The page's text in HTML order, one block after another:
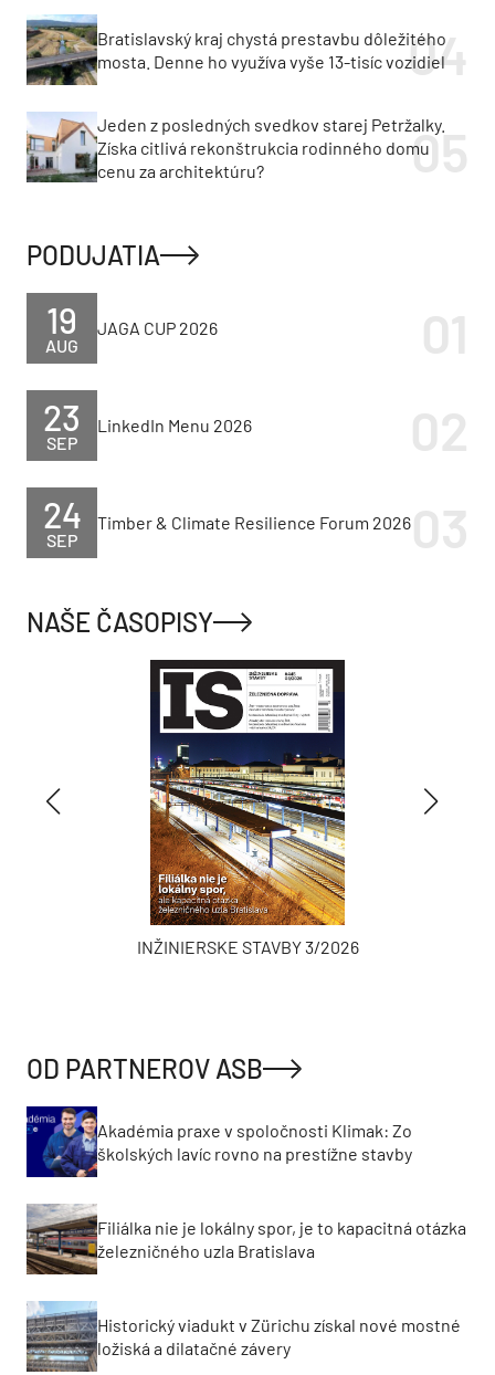
Bratislavský kraj chystá prestavbu dôležitého
mosta. Denne ho využíva vyše 13-tisíc vozidiel
Jeden z posledných svedkov starej Petržalky.
Získa citlivá rekonštrukcia rodinného domu
cenu za architektúru?
PODUJATIA
AUG
19 JAGA CUP 2026
SEP
23 LinkedIn Menu 2026
SEP
24 Timber & Climate Resilience Forum 2026
NAŠE ČASOPISY
INŽINIERSKE STAVBY 3/2026
OD PARTNEROV ASB
Akadémia praxe v spoločnosti Klimak: Zo
školských lavíc rovno na prestížne stavby
Filiálka nie je lokálny spor, je to kapacitná otázka
železničného uzla Bratislava
Historický viadukt v Zürichu získal nové mostné
ložiská a dilatačné závery